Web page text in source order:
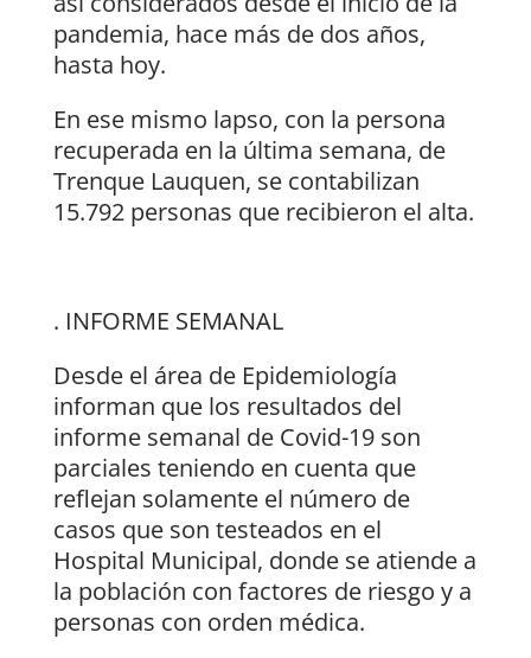
pandemia, hace más de dos años,
hasta hoy.
En ese mismo lapso, con la persona
recuperada en la última semana, de
Trenque Lauquen, se contabilizan
15.792 personas que recibieron el alta.
. INFORME SEMANAL
Desde el área de Epidemiología
informan que los resultados del
informe semanal de Covid-19 son
parciales teniendo en cuenta que
reflejan solamente el número de
casos que son testeados en el
Hospital Municipal, donde se atiende a
la población con factores de riesgo y a
personas con orden médica.